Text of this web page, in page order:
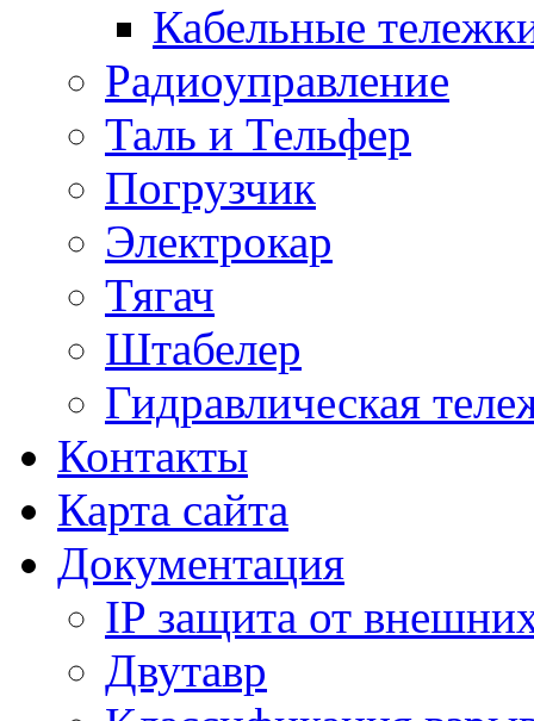
Кабельные
Радиоуправление
Таль и Тельфер
Погрузчик
Электрокар
Тягач
Штабелер
Гидравлическая
Контакты
Карта сайта
Документация
IP защита от
Двутавр